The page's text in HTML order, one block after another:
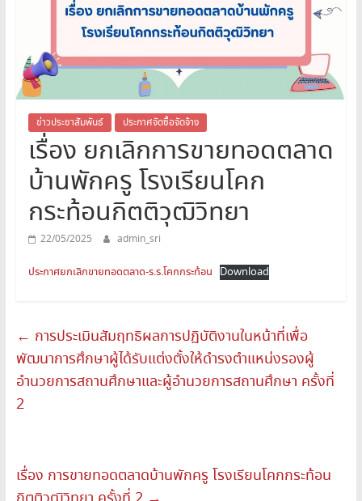
สระบุรี
สพม.สระบุรี,สพม.สบ,สำนักงาน
เขต
พื้นที่
การ
ศึกษา
มัธยมศึกษา
สระบุรี
ข่าวประชาสัมพันธ์ ประกาศจัดซื้อจัดจ้าง
เรื่อง ยกเลิกการขายทอดตลาด
บ้านพักครู โรงเรียนโคก
กระท้อนกิตติวุฒิวิทยา
22/05/2025 admin_sri
ประกาศยกเลิกขายทอดตลาด-ร.ร.โคกกระท้อน Download
← การประเมินสัมฤทธิผลการปฏิบัติงานในหน้าที่เพื่อ
พัฒนาการศึกษาผู้ได้รับแต่งตั้งให้ดำรงตำแหน่งรองผู้
อำนวยการสถานศึกษาและผู้อำนวยการสถานศึกษา ครั้งที่
2
เรื่อง การขายทอดตลาดบ้านพักครู โรงเรียนโคกกระท้อน